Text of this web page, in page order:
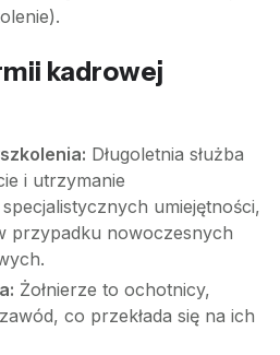
kadrowej
Długoletnia służba
i utrzymanie
umiejętności,
przypadku nowoczesnych
Żołnierze to ochotnicy,
co przekłada się na ich